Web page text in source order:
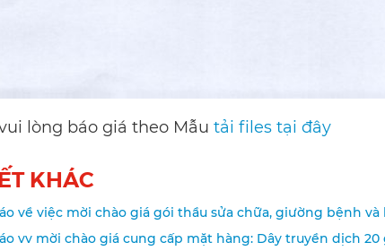
lòng báo giá theo Mẫu tải files tại đây
KHÁC
về việc mời chào giá gói thầu sửa chữa, giường bệnh và
vv mời chào giá cung cấp mặt hàng: Dây truyền dịch